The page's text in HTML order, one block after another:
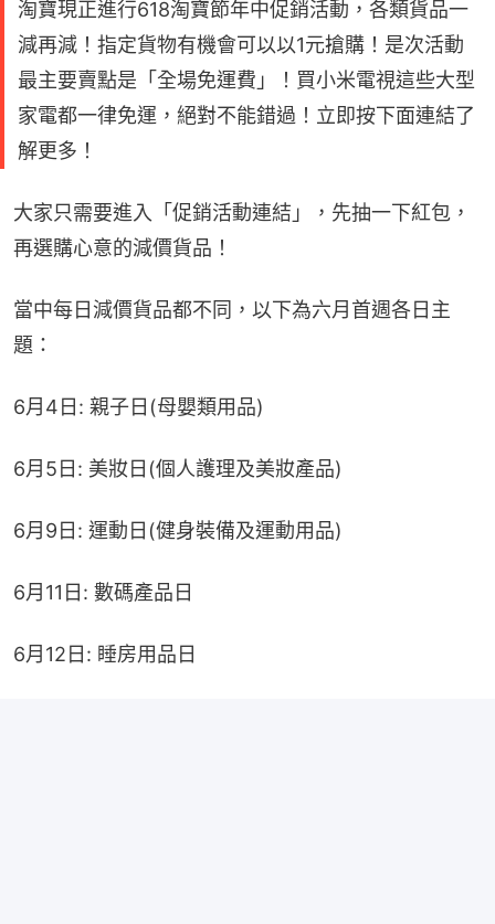
淘寶現正進行618淘寶節年中促銷活動，各類貨品一
減再減！指定貨物有機會可以以1元搶購！是次活動
最主要賣點是「全場免運費」！買小米電視這些大型
家電都一律免運，絕對不能錯過！立即按下面連結了
解更多！
大家只需要進入「促銷活動連結」，先抽一下紅包，
再選購心意的減價貨品！
當中每日減價貨品都不同，以下為六月首週各日主
題：
6月4日: 親子日(母嬰類用品)
6月5日: 美妝日(個人護理及美妝產品)
6月9日: 運動日(健身裝備及運動用品)
6月11日: 數碼產品日
6月12日: 睡房用品日